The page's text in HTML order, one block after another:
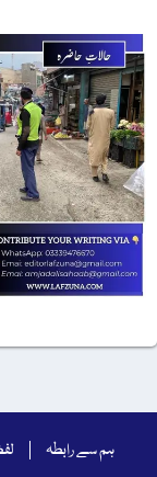
ہم سے رابطہ